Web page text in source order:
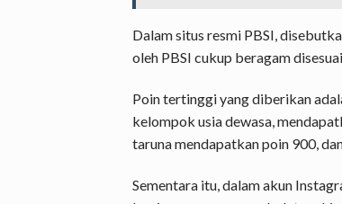
Dalam situs resmi PBSI,
oleh PBSI cukup beragam
Poin tertinggi yang diberikan
kelompok usia dewasa,
taruna mendapatkan poin 900,
Sementara itu, dalam akun